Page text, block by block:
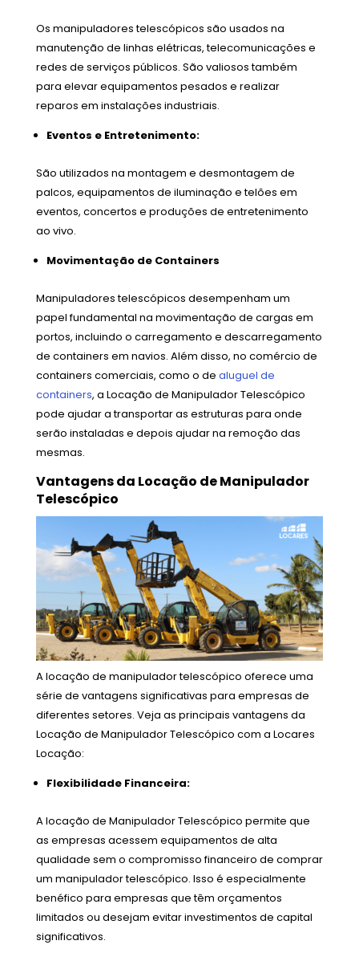
Os manipuladores telescópicos são usados na
manutenção de linhas elétricas, telecomunicações e
redes de serviços públicos. São valiosos também
para elevar equipamentos pesados e realizar
reparos em instalações industriais.
Eventos e Entretenimento:
São utilizados na montagem e desmontagem de
palcos, equipamentos de iluminação e telões em
eventos, concertos e produções de entretenimento
ao vivo.
Movimentação de Containers
Manipuladores telescópicos desempenham um
papel fundamental na movimentação de cargas em
portos, incluindo o carregamento e descarregamento
de containers em navios. Além disso, no comércio de
containers comerciais, como o de aluguel de
containers, a Locação de Manipulador Telescópico
pode ajudar a transportar as estruturas para onde
serão instaladas e depois ajudar na remoção das
mesmas.
Vantagens da Locação de Manipulador
Telescópico
A locação de manipulador telescópico oferece uma
série de vantagens significativas para empresas de
diferentes setores. Veja as principais vantagens da
Locação de Manipulador Telescópico com a Locares
Locação:
Flexibilidade Financeira:
A locação de Manipulador Telescópico permite que
as empresas acessem equipamentos de alta
qualidade sem o compromisso financeiro de comprar
um manipulador telescópico. Isso é especialmente
benéfico para empresas que têm orçamentos
limitados ou desejam evitar investimentos de capital
significativos.